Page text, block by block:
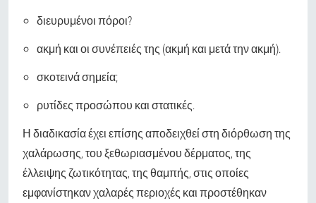
διευρυμένοι πόροι?
ακμή και οι συνέπειές της (ακμή και μετά την ακμή).
σκοτεινά σημεία;
ρυτίδες προσώπου και στατικές.
Η διαδικασία έχει επίσης αποδειχθεί στη διόρθωση της
χαλάρωσης, του ξεθωριασμένου δέρματος, της
έλλειψης ζωτικότητας, της θαμπής, στις οποίες
εμφανίστηκαν χαλαρές περιοχές και προστέθηκαν